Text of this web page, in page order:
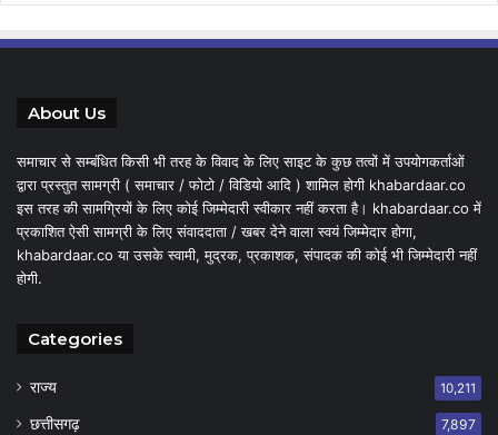
About Us
समाचार से सम्बंधित किसी भी तरह के विवाद के लिए साइट के कुछ तत्वों में उपयोगकर्ताओं
द्वारा प्रस्तुत सामग्री ( समाचार / फोटो / विडियो आदि ) शामिल होगी khabardaar.co
इस तरह की सामग्रियों के लिए कोई जिम्मेदारी स्वीकार नहीं करता है। khabardaar.co में
प्रकाशित ऐसी सामग्री के लिए संवाददाता / खबर देने वाला स्वयं जिम्मेदार होगा,
khabardaar.co या उसके स्वामी, मुद्रक, प्रकाशक, संपादक की कोई भी जिम्मेदारी नहीं
होगी.
Categories
राज्य 10,211
छत्तीसगढ़ 7,897